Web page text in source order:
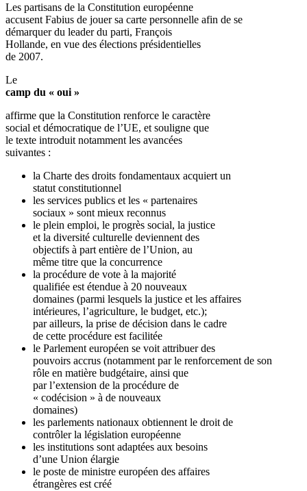
Les partisans de la Constitution européenne
accusent Fabius de jouer sa carte personnelle afin de se
démarquer du leader du parti, François
Hollande, en vue des élections présidentielles
de 2007.
Le
camp du « oui »
affirme que la Constitution renforce le caractère
social et démocratique de l’UE, et souligne que
le texte introduit notamment les avancées
suivantes :
la Charte des droits fondamentaux acquiert un
statut constitutionnel
les services publics et les « partenaires
sociaux » sont mieux reconnus
le plein emploi, le progrès social, la justice
et la diversité culturelle deviennent des
objectifs à part entière de l’Union, au
même titre que la concurrence
la procédure de vote à la majorité
qualifiée est étendue à 20 nouveaux
domaines (parmi lesquels la justice et les affaires
intérieures, l’agriculture, le budget, etc.);
par ailleurs, la prise de décision dans le cadre
de cette procédure est facilitée
le Parlement européen se voit attribuer des
pouvoirs accrus (notamment par le renforcement de son
rôle en matière budgétaire, ainsi que
par l’extension de la procédure de
« codécision » à de nouveaux
domaines)
les parlements nationaux obtiennent le droit de
contrôler la législation européenne
les institutions sont adaptées aux besoins
d’une Union élargie
le poste de ministre européen des affaires
étrangères est créé